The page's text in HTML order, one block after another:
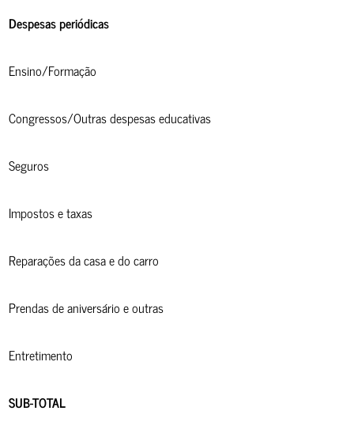
Despesas periódicas
Ensino/Formação
Congressos/Outras despesas educativas
Seguros
Impostos e taxas
Reparações da casa e do carro
Prendas de aniversário e outras
Entretimento
SUB-TOTAL